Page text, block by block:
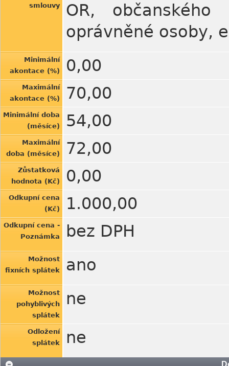
smlouvy
OR,
oprávněné osoby,
Minimální
akontace (%)
0,00
Maximální
akontace (%)
70,00
Minimální doba
(měsíce)
54,00
Maximální
doba (měsíce)
72,00
Zůstatková
hodnota (Kč)
0,00
Odkupní cena
(Kč)
1.000,00
Odkupní cena -
Poznámka
bez DPH
Možnost
fixních splátek
ano
Možnost
pohyblivých
splátek
ne
Odložení
splátek
ne